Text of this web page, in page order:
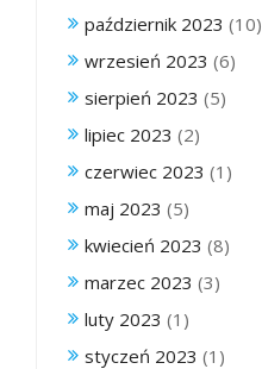
październik 2023 (10)
wrzesień 2023 (6)
sierpień 2023 (5)
lipiec 2023 (2)
czerwiec 2023 (1)
maj 2023 (5)
kwiecień 2023 (8)
marzec 2023 (3)
luty 2023 (1)
styczeń 2023 (1)